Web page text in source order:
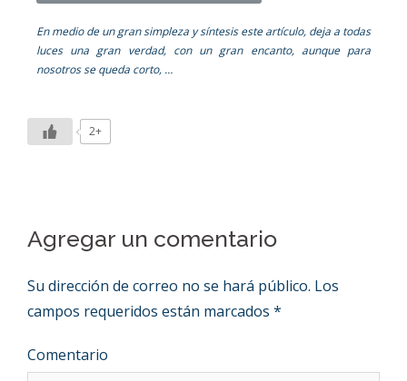
En medio de un gran simpleza y síntesis este artículo, deja a todas
luces una gran verdad, con un gran encanto, aunque para
nosotros se queda corto, …
2+
Agregar un comentario
Su dirección de correo no se hará público. Los
campos requeridos están marcados *
Comentario